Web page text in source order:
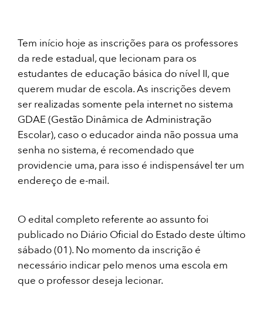
Tem início hoje as inscrições para os professores
da rede estadual, que lecionam para os
estudantes de educação básica do nível II, que
querem mudar de escola. As inscrições devem
ser realizadas somente pela internet no sistema
GDAE (Gestão Dinâmica de Administração
Escolar), caso o educador ainda não possua uma
senha no sistema, é recomendado que
providencie uma, para isso é indispensável ter um
endereço de e-mail.
O edital completo referente ao assunto foi
publicado no Diário Oficial do Estado deste último
sábado (01). No momento da inscrição é
necessário indicar pelo menos uma escola em
que o professor deseja lecionar.